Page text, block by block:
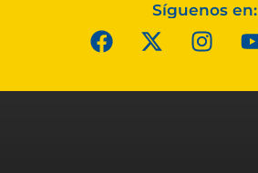
Síguenos en: